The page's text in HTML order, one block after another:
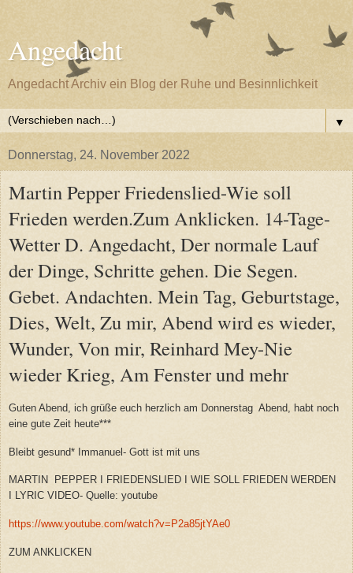
Angedacht
Angedacht Archiv ein Blog der Ruhe und Besinnlichkeit
▼
Donnerstag, 24. November 2022
Martin Pepper Friedenslied-Wie soll
Frieden werden.Zum Anklicken. 14-Tage-
Wetter D. Angedacht, Der normale Lauf
der Dinge, Schritte gehen. Die Segen.
Gebet. Andachten. Mein Tag, Geburtstage,
Dies, Welt, Zu mir, Abend wird es wieder,
Wunder, Von mir, Reinhard Mey-Nie
wieder Krieg, Am Fenster und mehr
Guten Abend, ich grüße euch herzlich am Donnerstag Abend, habt noch
eine gute Zeit heute***
Bleibt gesund* Immanuel- Gott ist mit uns
MARTIN PEPPER I FRIEDENSLIED I WIE SOLL FRIEDEN WERDEN
I LYRIC VIDEO- Quelle: youtube
https://www.youtube.com/watch?v=P2a85jtYAe0
ZUM ANKLICKEN